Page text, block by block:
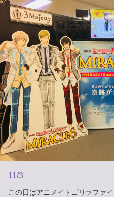
11/3
この日はアニメイトゴリラファ